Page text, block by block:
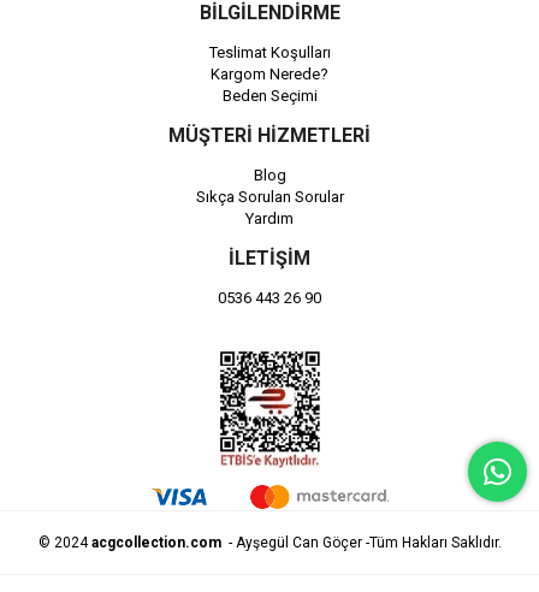
BİLGİLENDİRME
Teslimat Koşulları
Kargom Nerede?
Beden Seçimi
MÜŞTERİ HİZMETLERİ
Blog
Sıkça Sorulan Sorular
Yardım
İLETİŞİM
0536 443 26 90
© 2024acgcollection.com- Ayşegül Can Göçer -Tüm Hakları Saklıdır.